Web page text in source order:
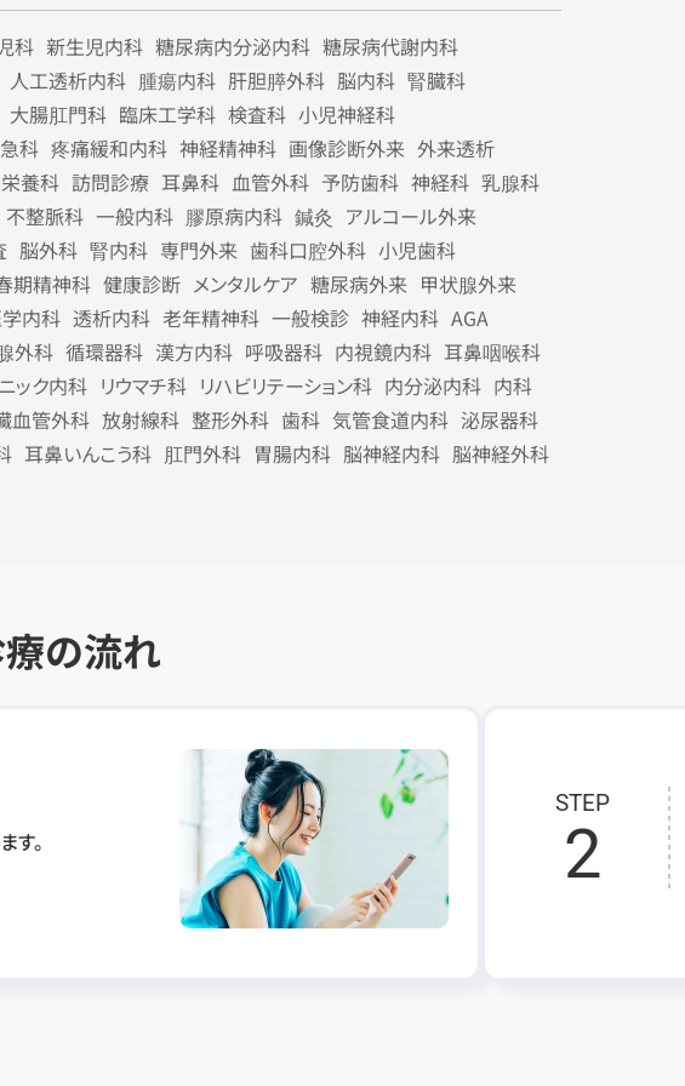
科 新生児内科 糖尿病内分泌内科 糖尿病代謝内科
人工透析内科 腫瘍内科 肝胆膵外科 脳内科 腎臓科
大腸肛門科 臨床工学科 検査科 小児神経科
科 疼痛緩和内科 神経精神科 画像診断外来 外来透析
栄養科 訪問診療 耳鼻科 血管外科 予防歯科 神経科 乳腺科
不整脈科 一般内科 膠原病内科 鍼灸 アルコール外来
脳外科 腎内科 専門外来 歯科口腔外科 小児歯科
期精神科 健康診断 メンタルケア 糖尿病外来 甲状腺外来
内科 透析内科 老年精神科 一般検診 神経内科 AGA
外科 循環器科 漢方内科 呼吸器科 内視鏡内科 耳鼻咽喉科
ック内科 リウマチ科 リハビリテーション科 内分泌内科 内科
血管外科 放射線科 整形外科 歯科 気管食道内科 泌尿器科
耳鼻いんこう科 肛門外科 胃腸内科 脳神経内科 脳神経外科
の流れ
す。
STEP
2